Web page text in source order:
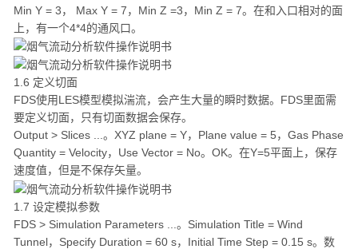
Min Y = 3， Max Y = 7，Min Z =3，Min Z = 7。在和入口相对的面
上，有一个4*4的通风口。
1.6 定义切面
FDS使用LES模型模拟湍流，会产生大量的瞬时数据。FDS里面需
要定义切面，只有切面数据会保存。
Output > Slices ...。XYZ plane = Y，Plane value = 5，Gas Phase
Quantity = Velocity，Use Vector = No。OK。在Y=5平面上，保存
速度值，但是不保存矢量。
1.7 设定模拟参数
FDS > Simulation Parameters ...。Simulation Title = Wind
Tunnel，Specify Duration = 60 s，Initial Time Step = 0.15 s。数